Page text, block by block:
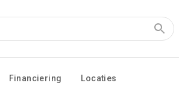
Financiering Locaties